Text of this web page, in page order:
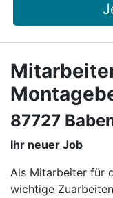
87727
Ihr neuer Job
Als Mitarbeiter für
wichtige